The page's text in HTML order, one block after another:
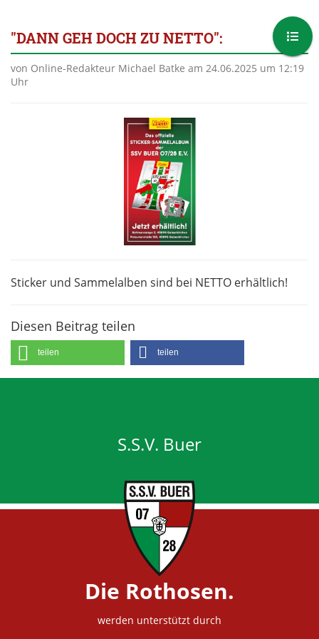
"DANN GEH DOCH ZU NETTO":
von Online-Redakteur Michael Batke am 24.06.2025 um 12:19
Uhr
Sticker und Sammelalben sind bei NETTO erhältlich!
Diesen Beitrag teilen
teilen teilen
S.S.V. Buer
Die Rothosen.
werden unterstützt durch